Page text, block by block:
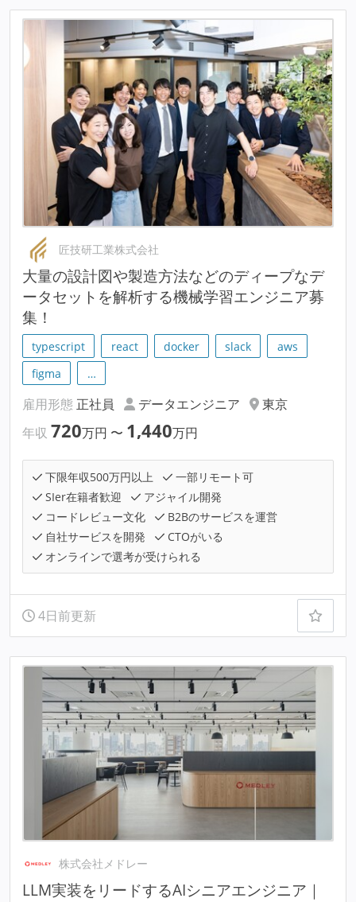
匠技研工業株式会社
大量の設計図や製造方法などのディープなデ
ータセットを解析する機械学習エンジニア募
集！
typescript react docker slack
aws
figma
…
雇用形態 正社員 データエンジニア
東京
年収 720万円 〜 1,440万円
下限年収500万円以上
一部リモート可
SIer在籍者歓迎
アジャイル開発
コードレビュー文化
B2Bのサービスを運営
自社サービスを開発
CTOがいる
オンラインで選考が受けられる
4日前更新
株式会社メドレー
LLM実装をリードするAIシニアエンジニア｜